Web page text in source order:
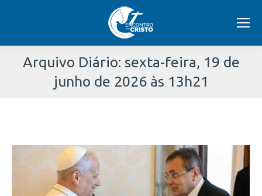
Arquivo Diário: sexta-feira, 19 de
junho de 2026 às 13h21
aqui: